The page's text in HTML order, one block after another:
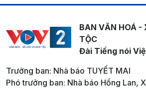
BAN VĂN HOÁ -
TỘC
Đài Tiếng nói
Trưởng ban: Nhà báo TUYẾT MAI
Phó trưởng ban: Nhà báo Hồng Lan,